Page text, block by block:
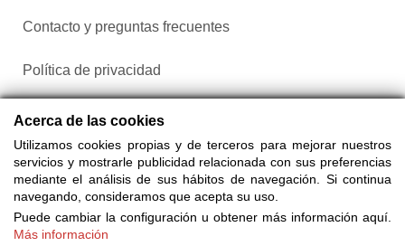
Contacto y preguntas frecuentes
Política de privacidad
Configurar cookies
Acerca de las cookies
Utilizamos cookies propias y de terceros para mejorar nuestros
servicios y mostrarle publicidad relacionada con sus preferencias
mediante el análisis de sus hábitos de navegación. Si continua
navegando, consideramos que acepta su uso.
Puede cambiar la configuración u obtener más información aquí.
Más información